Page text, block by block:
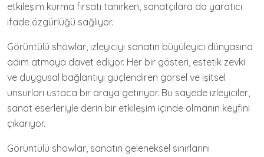
etkileşim kurma fırsatı tanırken, sanatçılara da yaratıcı
ifade özgürlüğü sağlıyor.
Görüntülü showlar, izleyiciyi sanatın büyüleyici dünyasına
adım atmaya davet ediyor. Her bir gösteri, estetik zevki
ve duygusal bağlantıyı güçlendiren görsel ve işitsel
unsurları ustaca bir araya getiriyor. Bu sayede izleyiciler,
sanat eserleriyle derin bir etkileşim içinde olmanın keyfini
çıkarıyor.
Görüntülü showlar, sanatın geleneksel sınırlarını